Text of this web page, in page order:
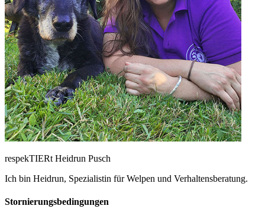
respekTIERt Heidrun Pusch
Ich bin Heidrun, Spezialistin für Welpen und Verhaltensberatung.
Stornierungsbedingungen